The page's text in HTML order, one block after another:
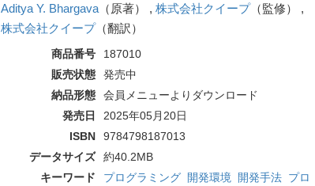
Aditya Y. Bhargava（原著） , 株式会社クイープ（監修） ,
株式会社クイープ（翻訳）
商品番号
187010
販売状態
発売中
納品形態
会員メニューよりダウンロード
発売日
2025年05月20日
ISBN
9784798187013
データサイズ
約40.2MB
キーワード
プログラミング 開発環境 開発手法 プロ